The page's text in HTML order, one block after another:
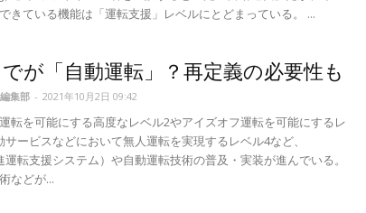
きている機能は「運転支援」レベルにとどまっている。 ...
が「自動運転」？再定義の必要性も
集部 - 2021年10月2日 09:42
転を可能にする高度なレベル2やアイズオフ運転を可能にするレ
サービスなどにおいて無人運転を実現するレベル4など、
運転支援システム）や自動運転技術の普及・実装が進んでいる。
などが...